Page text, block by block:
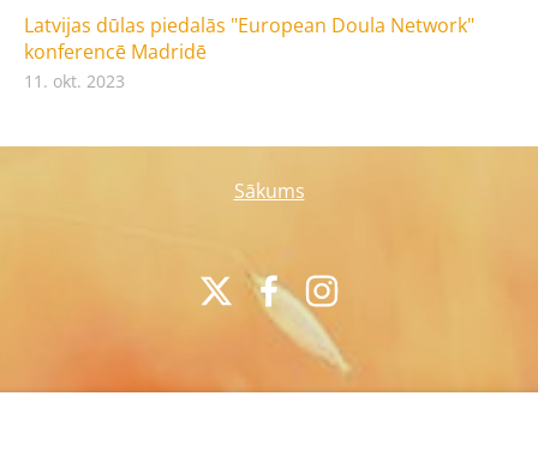
Latvijas dūlas piedalās "European Doula Network"
konferencē Madridē
11. okt. 2023
Sākums